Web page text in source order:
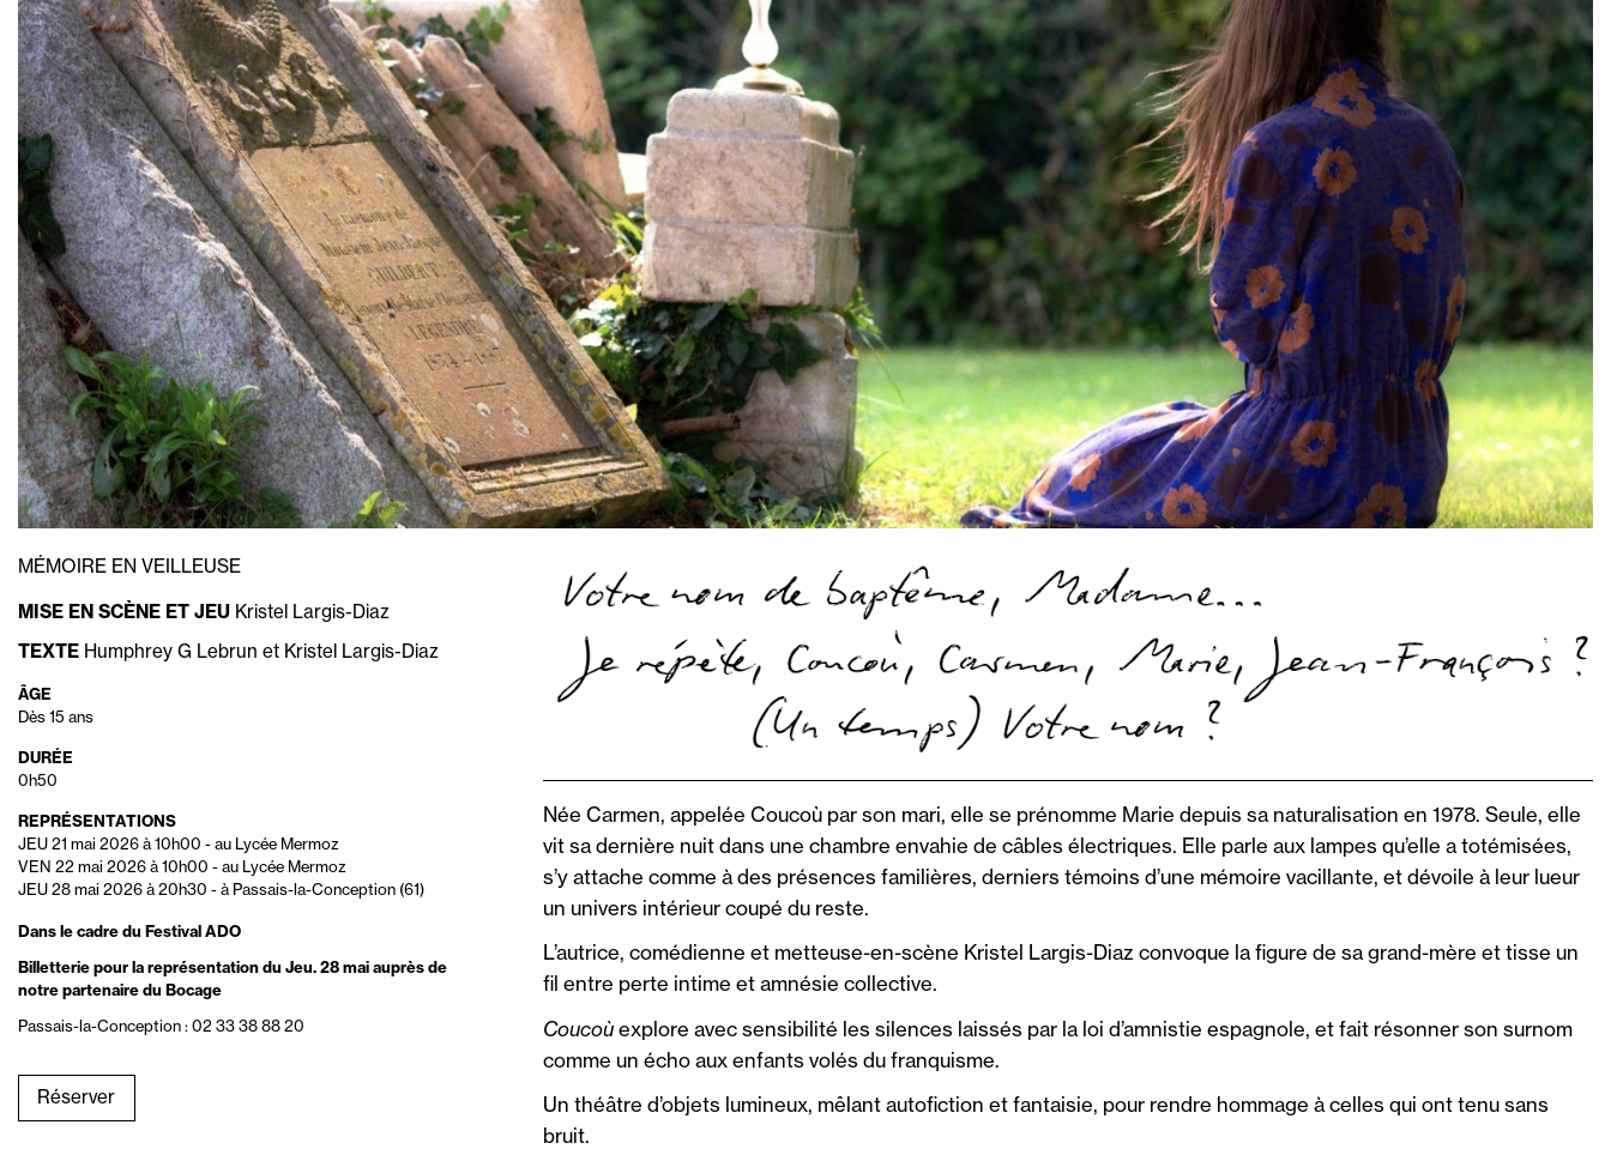
MÉMOIRE EN VEILLEUSE
MISE EN SCÈNE ET JEU Kristel Largis-Diaz
TEXTE Humphrey G Lebrun et Kristel Largis-Diaz
ÂGE
Dès 15 ans
DURÉE
0h50
REPRÉSENTATIONS
JEU 21 mai 2026 à 10h00 -au Lycée Mermoz
VEN 22 mai 2026 à 10h00 -au Lycée Mermoz
JEU 28 mai 2026 à 20h30 -à Passais-la-Conception (61)
Dans le cadre du Festival ADO
Billetterie pour la représentation du Jeu. 28 mai auprès de
notre partenaire du Bocage
Passais-la-Conception :02 33 38 88 20
Réserver
Née Carmen, appelée Coucoù par son mari, elle se prénomme Marie depuis sa naturalisation en 1978. Seule, elle
vit sa dernière nuit dans une chambre envahie de câbles électriques. Elle parle aux lampes qu’elle a totémisées,
s’y attache comme à des présences familières, derniers témoins d’une mémoire vacillante, et dévoile à leur lueur
un univers intérieur coupé du reste.
L’autrice, comédienne et metteuse-en-scène Kristel Largis-Diaz convoque la figure de sa grand-mère et tisse un
fil entre perte intime et amnésie collective.
Coucoù explore avec sensibilité les silences laissés par la loi d’amnistie espagnole, et fait résonner son surnom
comme un écho aux enfants volés du franquisme.
Un théâtre d’objets lumineux, mêlant autofiction et fantaisie, pour rendre hommage à celles qui ont tenu sans
bruit.